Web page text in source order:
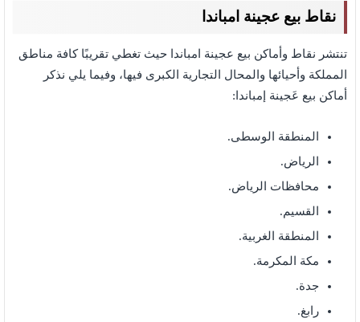
نقاط بيع عجينة امباندا
تنتشر نقاط وأماكن بيع عجينة امباندا حيث تغطي تقريبًا كافة مناطق
المملكة وأحيائها والمحال التجارية الكبرى فيها، وفيما يلي نذكر
أماكن بيع عَجينة إمباندا:
المنطقة الوسطى.
الرياض.
محافظات الرياض.
القسيم.
المنطقة الغربية.
مكة المكرمة.
جدة.
رابغ.